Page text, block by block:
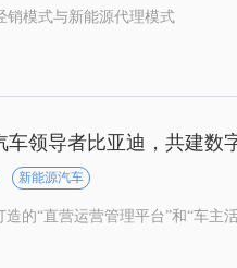
销模式与新能源代理模式
车领导者比亚迪，共建数
新能源汽车